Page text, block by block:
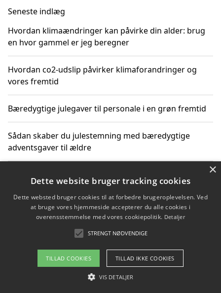
Seneste indlæg
Hvordan klimaændringer kan påvirke din alder: brug
en hvor gammel er jeg beregner
Hvordan co2-udslip påvirker klimaforandringer og
vores fremtid
Bæredygtige julegaver til personale i en grøn fremtid
Sådan skaber du julestemning med bæredygtige
adventsgaver til ældre
Copyright 2026 - Pilanto Aps
×
Dette website bruger tracking cookies
Dette websted bruger cookies til at forbedre brugeroplevelsen. Ved
at bruge vores hjemmeside accepterer du alle cookies i
overensstemmelse med vores cookiepolitik. Detaljer
STRENGT NØDVENDIGE
TILLAD COOKIES TILLAD IKKE COOKIES
VIS DETALJER